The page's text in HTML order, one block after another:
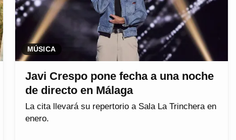
MÚSICA
Javi Crespo pone fecha a una noche
de directo en Málaga
La cita llevará su repertorio a Sala La Trinchera en
enero.